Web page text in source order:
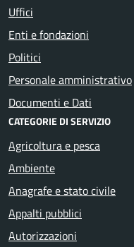
Uffici
Enti e fondazioni
Politici
Personale amministrativo
Documenti e Dati
CATEGORIE DI SERVIZIO
Agricoltura e pesca
Ambiente
Anagrafe e stato civile
Appalti pubblici
Autorizzazioni